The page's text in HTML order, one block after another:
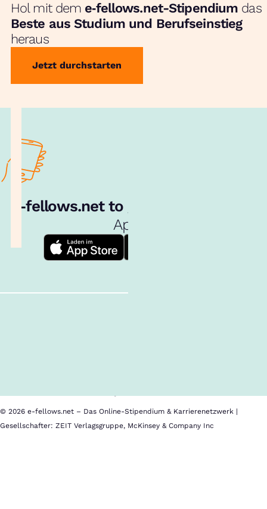
Hol mit dem e‑fellows.net-Stipendium das
Beste aus Studium und Berufseinstieg
heraus
Jetzt durchstarten
e‑fellows.net to go:
App!
© 2026 e-fellows.net – Das Online-Stipendium & Karrierenetzwerk |
Gesellschafter: ZEIT Verlagsgruppe, McKinsey & Company Inc